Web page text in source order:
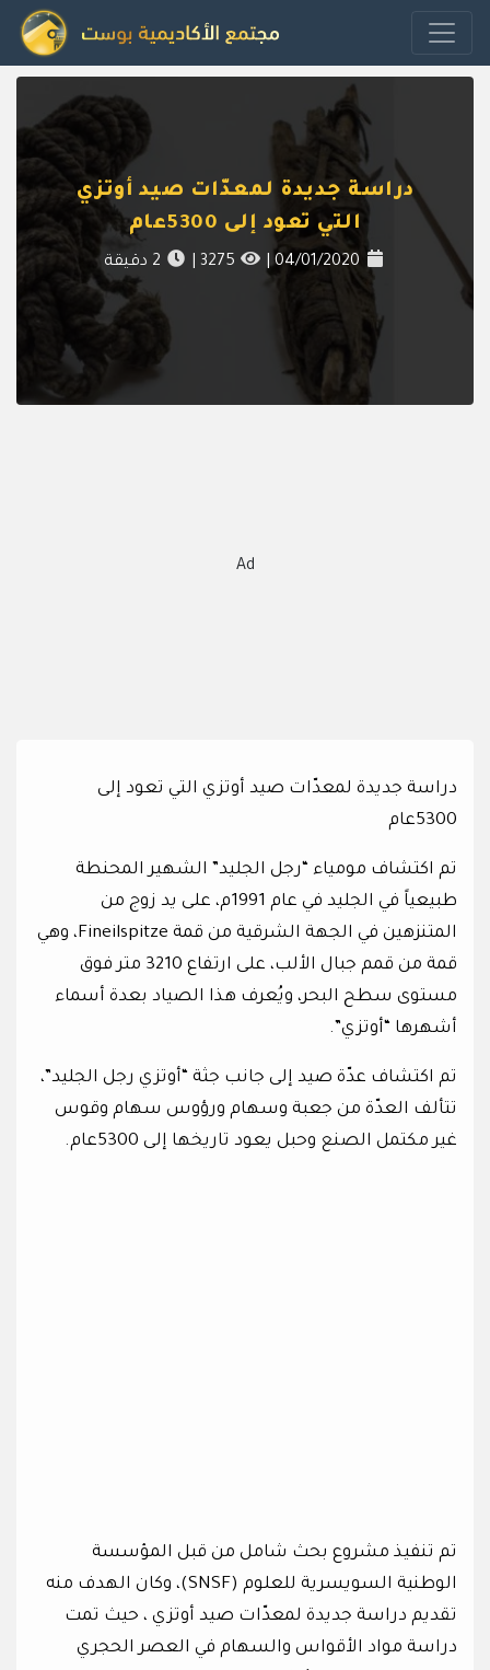
دراسة جديدة لمعدّات صيد أوتزي
التي تعود إلى 5300عام
04/01/2020
|
2 دقيقة
Ad
دراسة جديدة لمعدّات صيد أوتزي التي تعود إلى
5300عام
تم اكتشاف مومياء “رجل الجليد” الشهير المحنطة
طبيعياً في الجليد في عام 1991م، على يد زوج من
المتنزهين في الجهة الشرقية من قمة Fineilspitze، وهي
قمة من قمم جبال الألب، على ارتفاع 3210 متر فوق
مستوى سطح البحر، ويُعرف هذا الصياد بعدة أسماء
أشهرها “أوتزي”.
تم اكتشاف عدّة صيد إلى جانب جثة “أوتزي رجل الجليد”،
تتألف العدّة من جعبة وسهام ورؤوس سهام وقوس
غير مكتمل الصنع وحبل يعود تاريخها إلى 5300عام.
تم تنفيذ مشروع بحث شامل من قبل المؤسسة
الوطنية السويسرية للعلوم (SNSF)، وكان الهدف منه
تقديم دراسة جديدة لمعدّات صيد أوتزي ، حيث تمت
دراسة مواد الأقواس والسهام في العصر الحجري